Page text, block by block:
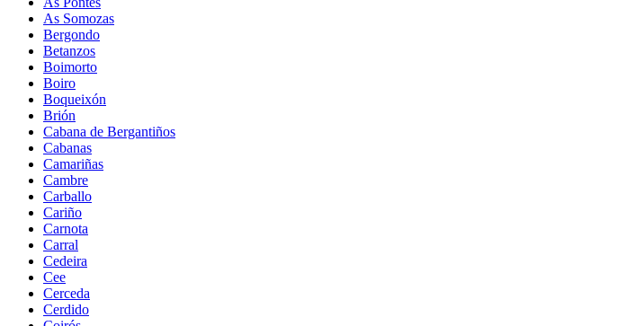
As Somozas
Bergondo
Betanzos
Boimorto
Boiro
Boqueixón
Brión
Cabana de Bergantiños
Cabanas
Camariñas
Cambre
Carballo
Cariño
Carnota
Carral
Cedeira
Cee
Cerceda
Cerdido